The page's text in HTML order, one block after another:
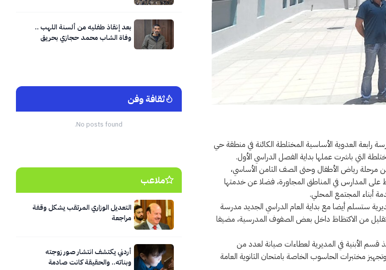
رابعة العدوية الأساسية المختلطة الكائنة في منطقة حي
التي باشرت عملها بداية الفصل الدراسي الأول.
مرحلة رياض الأطفال وحتى الصف الثامن الأساسي،
على المدارس في المناطق المجاورة، فضلا عن خدمتها
أبناء المجتمع المحلي.
ستسلم أيضا مع بداية العام الدراسي الجديد مدرسة
من الاكتظاظ داخل بعض الصفوف المدرسية، مضيفا
قسم الأبنية في المديرية لعطاءات صيانة لعدد من
المدارس وتنفيذ عطاء اللجنة الإطارية والعطاء الخاص بمدارس التعليم المهني التقني BTEC وتجهيز مختبرات الحاسوب الخاصة بامتحان الثانوية العامة
بعد إنقاذ طفليه من ألسنة اللهب ..
وفاة الشاب محمد حجازي بحريق
ثقافة وفن
No posts found.
ملاعب
التعديل الوزاري المرتقب يشكل وقفة
مراجعة
أردني يكتشف انتشار صور زوجته
وبناته.. والحقيقة كانت صادمة